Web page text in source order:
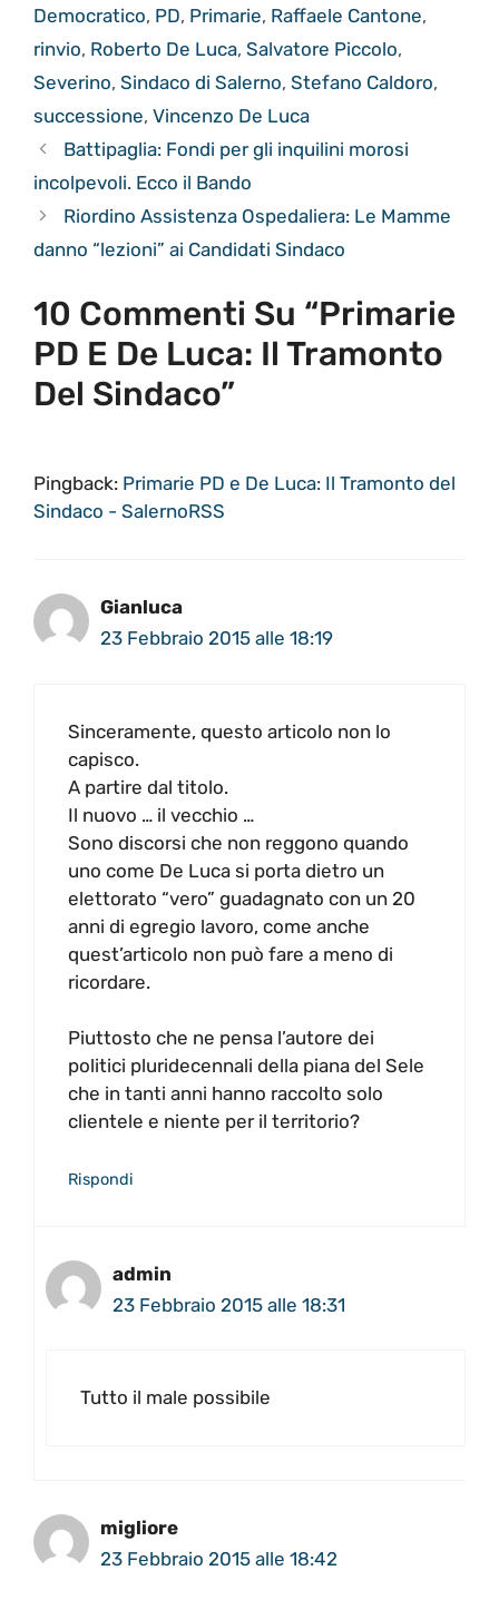
Democratico, PD, Primarie, Raffaele Cantone,
rinvio, Roberto De Luca, Salvatore Piccolo,
Severino, Sindaco di Salerno, Stefano Caldoro,
successione, Vincenzo De Luca
Battipaglia: Fondi per gli inquilini morosi
incolpevoli. Ecco il Bando
Riordino Assistenza Ospedaliera: Le Mamme
danno “lezioni” ai Candidati Sindaco
10 Commenti Su “Primarie
PD E De Luca: Il Tramonto
Del Sindaco”
Pingback: Primarie PD e De Luca: Il Tramonto del
Sindaco - SalernoRSS
Gianluca
23 Febbraio 2015 alle 18:19
Sinceramente, questo articolo non lo
capisco.
A partire dal titolo.
Il nuovo … il vecchio …
Sono discorsi che non reggono quando
uno come De Luca si porta dietro un
elettorato “vero” guadagnato con un 20
anni di egregio lavoro, come anche
quest’articolo non può fare a meno di
ricordare.
Piuttosto che ne pensa l’autore dei
politici pluridecennali della piana del Sele
che in tanti anni hanno raccolto solo
clientele e niente per il territorio?
Rispondi
admin
23 Febbraio 2015 alle 18:31
Tutto il male possibile
migliore
23 Febbraio 2015 alle 18:42